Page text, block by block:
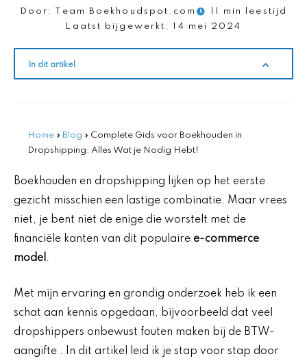
Door: Team Boekhoudspot.com
11 min leestijd
Laatst bijgewerkt:
14 mei 2024
In dit artikel
Home » Blog » Complete Gids voor Boekhouden in
Dropshipping: Alles Wat je Nodig Hebt!
Boekhouden en dropshipping lijken op het eerste
gezicht misschien een lastige combinatie. Maar vrees
niet, je bent niet de enige die worstelt met de
financiële kanten van dit populaire e-commerce
model .
Met mijn ervaring en grondig onderzoek heb ik een
schat aan kennis opgedaan, bijvoorbeeld dat veel
dropshippers onbewust fouten maken bij de BTW-
aangifte . In dit artikel leid ik je stap voor stap door